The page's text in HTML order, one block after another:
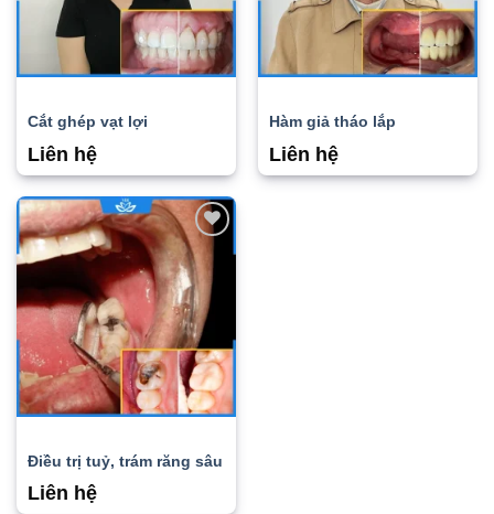
Cắt ghép vạt lợi
Liên hệ
Hàm giả tháo lắp
Liên hệ
Add to
wishlist
Điều trị tuỷ, trám răng sâu
Liên hệ